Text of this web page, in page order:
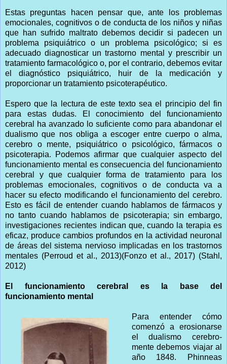
Estas preguntas hacen pensar que, ante los problemas
emocionales, cognitivos o de conducta de los niños y niñas
que han sufrido maltrato debemos decidir si padecen un
problema psiquiátrico o un problema psicológico; si es
adecuado diagnosticar un trastorno mental y prescribir un
tratamiento farmacológico o, por el contrario, debemos evitar
el diagnóstico psiquiátrico, huir de la medicación y
proporcionar un tratamiento psicoterapéutico.
Espero que la lectura de este texto sea el principio del fin
para estas dudas. El conocimiento del funcionamiento
cerebral ha avanzado lo suficiente como para abandonar el
dualismo que nos obliga a escoger entre cuerpo o alma,
cerebro o mente, psiquiátrico o psicológico, fármacos o
psicoterapia. Podemos afirmar que cualquier aspecto del
funcionamiento mental es consecuencia del funcionamiento
cerebral y que cualquier forma de tratamiento para los
problemas emocionales, cognitivos o de conducta va a
hacer su efecto modificando el funcionamiento del cerebro.
Esto es fácil de entender cuando hablamos de fármacos y
no tanto cuando hablamos de psicoterapia; sin embargo,
investigaciones recientes indican que, cuando la terapia es
eficaz, produce cambios profundos en la actividad neuronal
de áreas del sistema nervioso implicadas en los trastornos
mentales (Perroud et al., 2013)(Fonzo et al., 2017) (Stahl,
2012)
El funcionamiento cerebral es la base del
funcionamiento mental
Para entender cómo
comenzó a erosionarse
el dualismo cerebro-
mente debemos viajar al
año 1848. Phinneas